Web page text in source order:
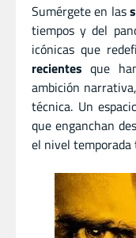
Sumérgete en las
tiempos y del
icónicas que
recientes que
ambición
técnica. Un
que enganchan
el nivel temporada